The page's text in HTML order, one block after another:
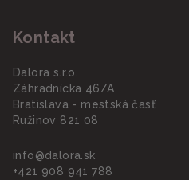
Kontakt
Dalora s.r.o.
Záhradnícka 46/A
Bratislava - mestská časť
Ružinov 821 08
info@dalora.sk
+421 908 941 788